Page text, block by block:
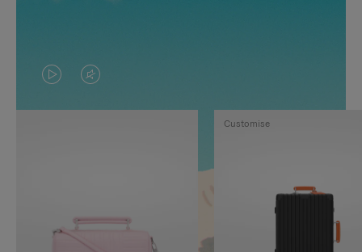
VIDEO
IS
GEPAUZEERD,
OP
HET
GELUID
Customise